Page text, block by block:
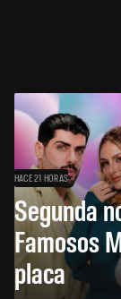
HACE 21 HORAS
Segunda
Famosos
placa